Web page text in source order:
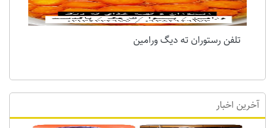
تلفن رستوران ته دیگ ورامین
آخرین اخبار